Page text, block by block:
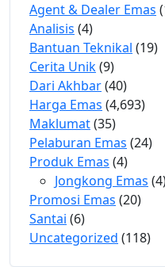
Agent & Dealer Emas
Analisis (4)
Bantuan Teknikal (19)
Cerita Unik(9)
Dari Akhbar(40)
Harga Emas (4,693)
Maklumat(35)
Pelaburan Emas (24)
Produk Emas (4)
Jongkong Emas
Promosi Emas (20)
Santai (6)
Uncategorized (118)